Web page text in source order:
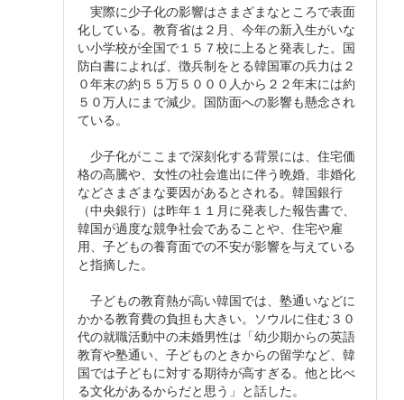
実際に少子化の影響はさまざまなところで表面
化している。教育省は２月、今年の新入生がいな
い小学校が全国で１５７校に上ると発表した。国
防白書によれば、徴兵制をとる韓国軍の兵力は２
０年末の約５５万５０００人から２２年末には約
５０万人にまで減少。国防面への影響も懸念され
ている。
少子化がここまで深刻化する背景には、住宅価
格の高騰や、女性の社会進出に伴う晩婚、非婚化
などさまざまな要因があるとされる。韓国銀行
（中央銀行）は昨年１１月に発表した報告書で、
韓国が過度な競争社会であることや、住宅や雇
用、子どもの養育面での不安が影響を与えている
と指摘した。
子どもの教育熱が高い韓国では、塾通いなどに
かかる教育費の負担も大きい。ソウルに住む３０
代の就職活動中の未婚男性は「幼少期からの英語
教育や塾通い、子どものときからの留学など、韓
国では子どもに対する期待が高すぎる。他と比べ
る文化があるからだと思う」と話した。